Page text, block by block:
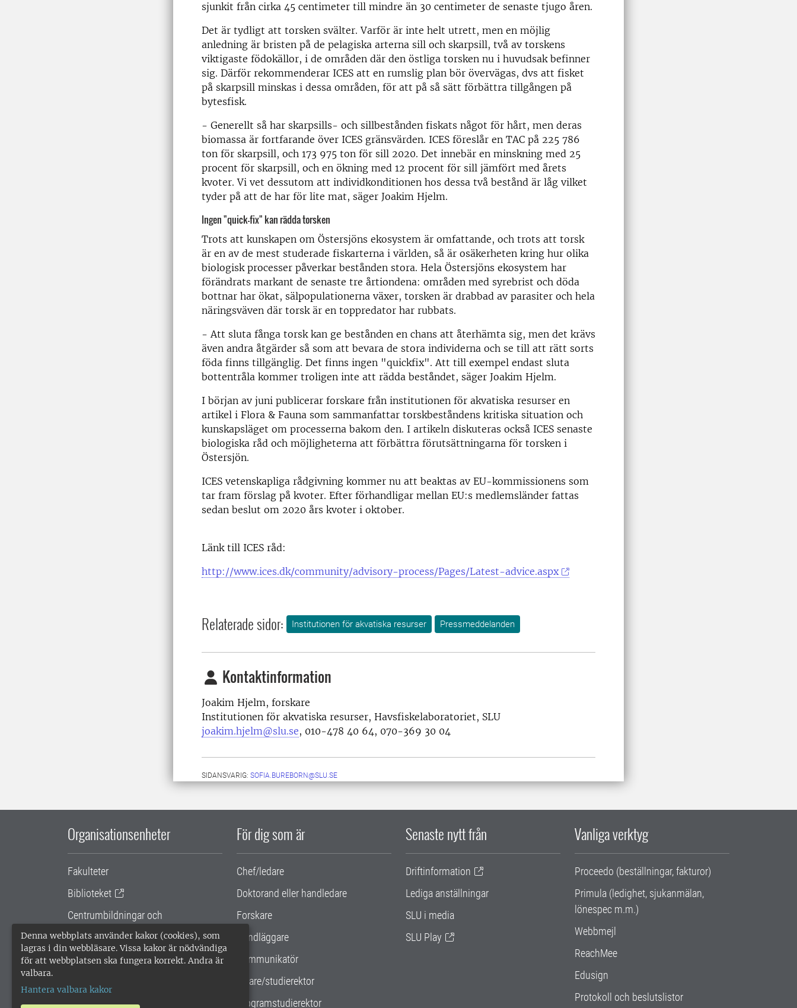
Denna webbplats använder kakor (cookies), som
lagras i din webbläsare. Vissa kakor är nödvändiga
för att webbplatsen ska fungera korrekt. Andra är
valbara.
Hantera valbara kakor
sjunkit från cirka 45 centimeter till mindre än 30 centimeter de senaste tjugo åren.
Det är tydligt att torsken svälter. Varför är inte helt utrett, men en möjlig
anledning är bristen på de pelagiska arterna sill och skarpsill, två av torskens
viktigaste födokällor, i de områden där den östliga torsken nu i huvudsak befinner
sig. Därför rekommenderar ICES att en rumslig plan bör övervägas, dvs att fisket
på skarpsill minskas i dessa områden, för att på så sätt förbättra tillgången på
bytesfisk.
- Generellt så har skarpsills- och sillbestånden fiskats något för hårt, men deras
biomassa är fortfarande över ICES gränsvärden. ICES föreslår en TAC på 225 786
ton för skarpsill, och 173 975 ton för sill 2020. Det innebär en minskning med 25
procent för skarpsill, och en ökning med 12 procent för sill jämfört med årets
kvoter. Vi vet dessutom att individkonditionen hos dessa två bestånd är låg vilket
tyder på att de har för lite mat, säger Joakim Hjelm.
Ingen "quick-fix" kan rädda torsken
Trots att kunskapen om Östersjöns ekosystem är omfattande, och trots att torsk
är en av de mest studerade fiskarterna i världen, så är osäkerheten kring hur olika
biologisk processer påverkar bestånden stora. Hela Östersjöns ekosystem har
förändrats markant de senaste tre årtiondena: områden med syrebrist och döda
bottnar har ökat, sälpopulationerna växer, torsken är drabbad av parasiter och hela
näringsväven där torsk är en toppredator har rubbats.
- Att sluta fånga torsk kan ge bestånden en chans att återhämta sig, men det krävs
även andra åtgärder så som att bevara de stora individerna och se till att rätt sorts
föda finns tillgänglig. Det finns ingen "quickfix". Att till exempel endast sluta
bottentråla kommer troligen inte att rädda beståndet, säger Joakim Hjelm.
I början av juni publicerar forskare från institutionen för akvatiska resurser en
artikel i Flora & Fauna som sammanfattar torskbeståndens kritiska situation och
kunskapsläget om processerna bakom den. I artikeln diskuteras också ICES senaste
biologiska råd och möjligheterna att förbättra förutsättningarna för torsken i
Östersjön.
ICES vetenskapliga rådgivning kommer nu att beaktas av EU-kommissionens som
tar fram förslag på kvoter. Efter förhandligar mellan EU:s medlemsländer fattas
sedan beslut om 2020 års kvoter i oktober.
Länk till ICES råd:
http://www.ices.dk/community/advisory-process/Pages/Latest-advice.aspx
Relaterade sidor: Institutionen för akvatiska resurser Pressmeddelanden
Kontaktinformation
Joakim Hjelm, forskare
Institutionen för akvatiska resurser, Havsfiskelaboratoriet, SLU
joakim.hjelm@slu.se, 010-478 40 64, 070-369 30 04
SIDANSVARIG: SOFIA.BUREBORN@SLU.SE
Organisationsenheter
Fakulteter
Biblioteket
Centrumbildningar och
samarbetsprojekt
Gemensamma verksamhetsstödet
För dig som är
Chef/ledare
Doktorand eller handledare
Forskare
Handläggare
Kommunikatör
Lärare/studierektor
Programstudierektor
Senaste nytt från
Driftinformation
Lediga anställningar
SLU i media
SLU Play
Vanliga verktyg
Proceedo (beställningar, fakturor)
Primula (ledighet, sjukanmälan,
lönespec m.m.)
Webbmejl
ReachMee
Edusign
Protokoll och beslutslistor